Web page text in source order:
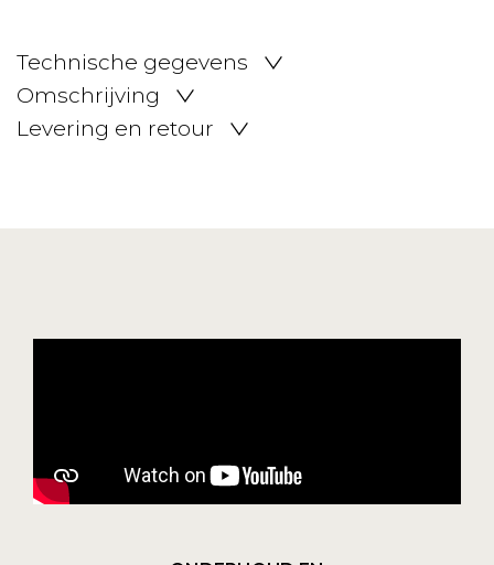
Technische gegevens
Omschrijving
Levering en retour